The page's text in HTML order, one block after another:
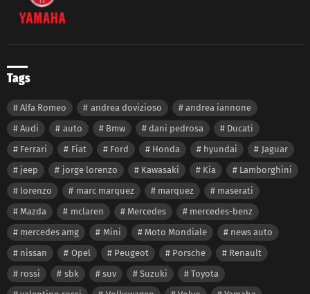
Tags
Alfa Romeo andrea dovizioso
andrea iannone
Audi
auto Bmw dani pedrosa
Ducati
Ferrari
Fiat Ford Honda hyundai
Jaguar
jeep
jorge lorenzo Kawasaki Kia
Lamborghini
lorenzo
marc marquez marquez
maserati
Mazda
mclaren Mercedes
mercedes-benz
mercedes amg
Mini Moto Mondiale
news auto
nissan
Opel Peugeot Porsche
Renault
rossi
sbk suv Suzuki
Toyota